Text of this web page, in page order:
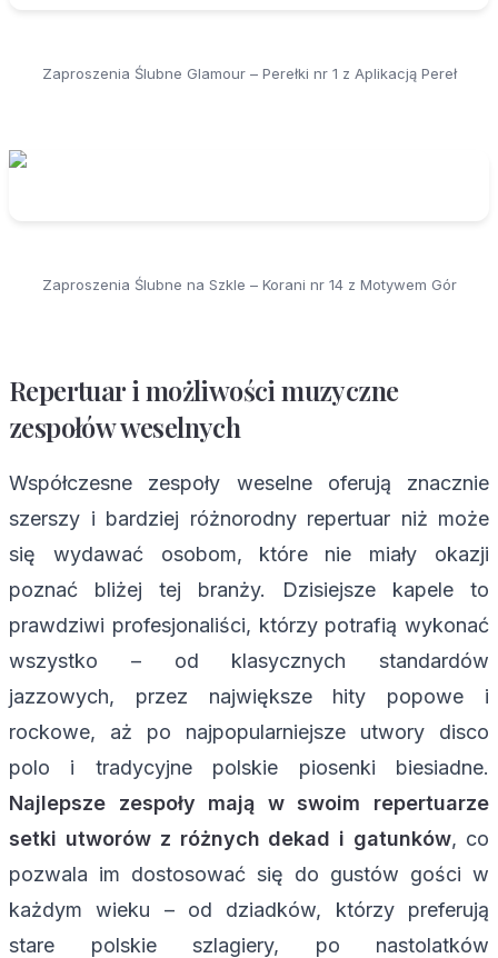
Zaproszenia Ślubne Glamour – Perełki nr 1 z Aplikacją Pereł
Zaproszenia Ślubne na Szkle – Korani nr 14 z Motywem Gór
Repertuar i możliwości muzyczne
zespołów weselnych
Współczesne zespoły weselne oferują znacznie
szerszy i bardziej różnorodny repertuar niż może
się wydawać osobom, które nie miały okazji
poznać bliżej tej branży. Dzisiejsze kapele to
prawdziwi profesjonaliści, którzy potrafią wykonać
wszystko – od klasycznych standardów
jazzowych, przez największe hity popowe i
rockowe, aż po najpopularniejsze utwory disco
polo i tradycyjne polskie piosenki biesiadne.
Najlepsze zespoły mają w swoim repertuarze
setki utworów z różnych dekad i gatunków, co
pozwala im dostosować się do gustów gości w
każdym wieku – od dziadków, którzy preferują
stare polskie szlagiery, po nastolatków